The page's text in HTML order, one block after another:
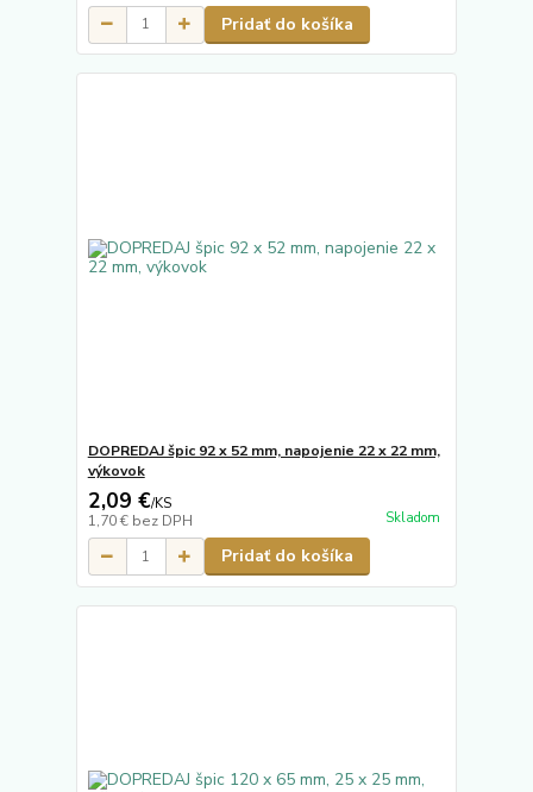
Pridať do košíka
DOPREDAJ špic 92 x 52 mm, napojenie 22 x 22 mm,
výkovok
2,09 €/KS
1,70 € bez DPH Skladom
Pridať do košíka